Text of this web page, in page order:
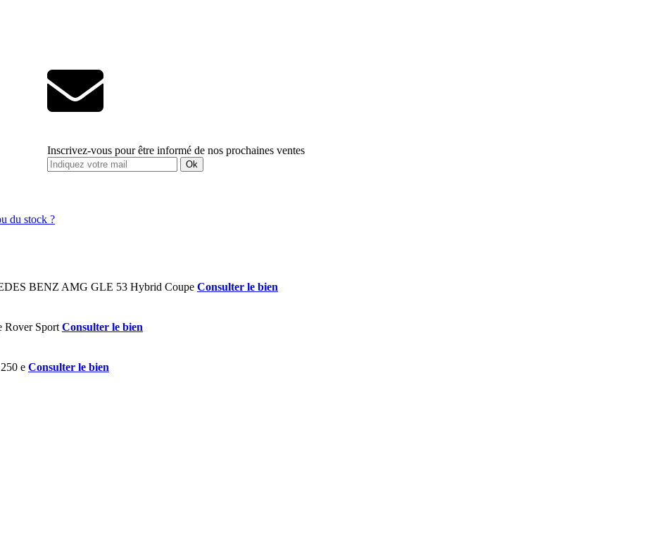
Inscrivez-vous pour être informé de nos prochaines ventes
Ok
Consulter le bien
Consulter le bien
Consulter le bien